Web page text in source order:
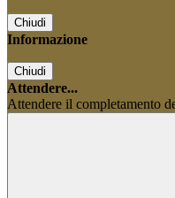
Chiudi
Informazione
Chiudi
Attendere...
Attendere il completamento